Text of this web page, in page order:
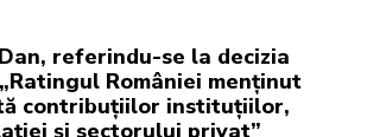
referindu-se la decizia
„Ratingul României menținut
contribuțiilor instituțiilor,
și sectorului privat”